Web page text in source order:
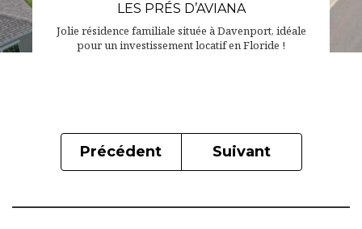
LES PRÉS D’AVIANA
Jolie résidence familiale située à Davenport, idéale
pour un investissement locatif en Floride !
Précédent Suivant